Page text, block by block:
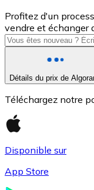
USD Coin
USDC
Profitez d'un
vendre et échanger
Détails du prix de
Téléchargez notre
Disponible sur
App Store